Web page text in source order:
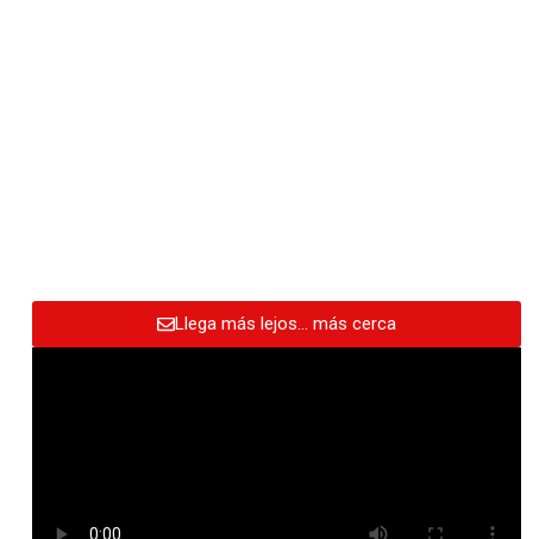
Llega más lejos… más cerca